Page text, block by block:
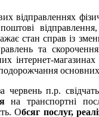
відправленнях
стан справ із
та
інтернет-
подорожчання
червень п.р.
на транспортні
Обсяг послуг,